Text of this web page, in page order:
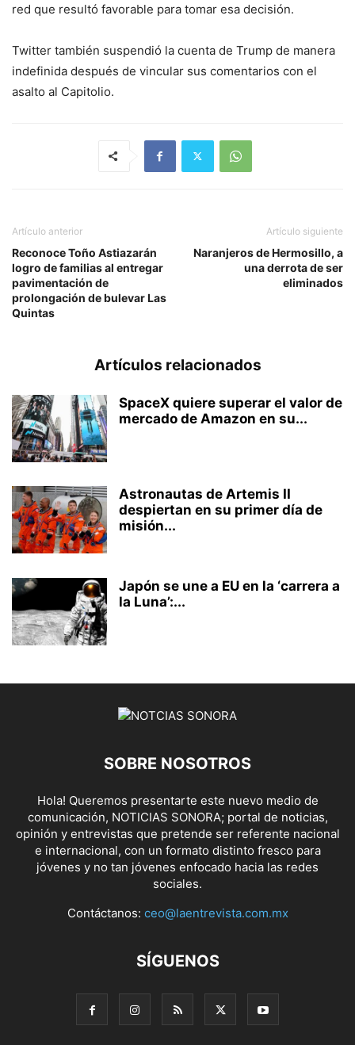
red que resultó favorable para tomar esa decisión.
Twitter también suspendió la cuenta de Trump de manera
indefinida después de vincular sus comentarios con el
asalto al Capitolio.
Artículo anterior
Reconoce Toño Astiazarán
logro de familias al entregar
pavimentación de
prolongación de bulevar Las
Quintas
Artículo siguiente
Naranjeros de Hermosillo, a
una derrota de ser
eliminados
Artículos relacionados
SpaceX quiere superar el valor de
mercado de Amazon en su...
Astronautas de Artemis II
despiertan en su primer día de
misión...
Japón se une a EU en la ‘carrera a
la Luna’:...
SOBRE NOSOTROS
Hola! Queremos presentarte este nuevo medio de
comunicación, NOTICIAS SONORA; portal de noticias,
opinión y entrevistas que pretende ser referente nacional
e internacional, con un formato distinto fresco para
jóvenes y no tan jóvenes enfocado hacia las redes
sociales.
Contáctanos: ceo@laentrevista.com.mx
SÍGUENOS